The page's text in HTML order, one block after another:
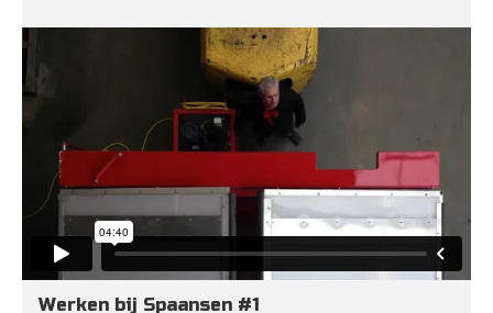
Werken bij Spaansen #1